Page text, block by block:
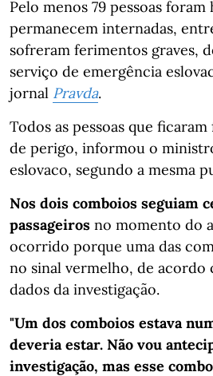
Pelo menos 79 pessoas foram
permanecem internadas,
sofreram ferimentos graves,
serviço de emergência
jornal Pravda.
Todos as pessoas que
de perigo, informou o
eslovaco, segundo a mesma
Nos dois comboios seguiam
passageiros no momento do
ocorrido porque uma das
no sinal vermelho, de acordo
dados da investigação.
"Um dos comboios estava
deveria estar. Não vou
investigação, mas esse